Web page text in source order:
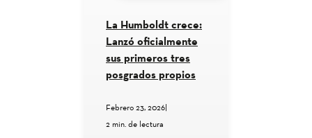
La Humboldt crece:
Lanzó oficialmente
sus primeros tres
posgrados propios
Febrero 23, 2026|
2 min. de lectura